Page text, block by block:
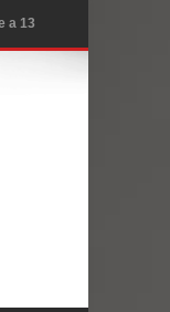
a 13
piden
oportuna